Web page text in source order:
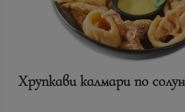
Хрупкави калмари по